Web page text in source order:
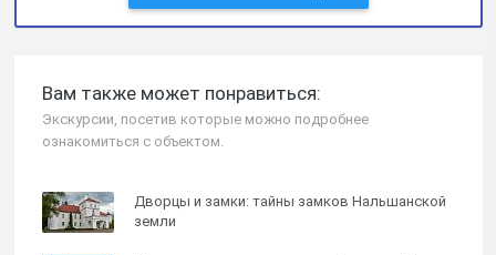
Вам также может понравиться:
Экскурсии, посетив которые можно подробнее
ознакомиться с объектом.
Дворцы и замки: тайны замков Нальшанской
земли